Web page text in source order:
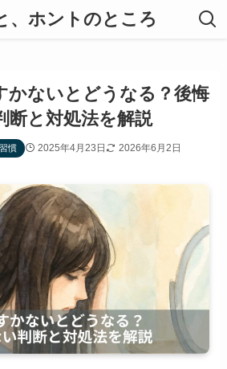
、ホントのところ
かないとどうなる？後悔
断と対処法を解説
慣 2025年4月23日 2026年6月2日